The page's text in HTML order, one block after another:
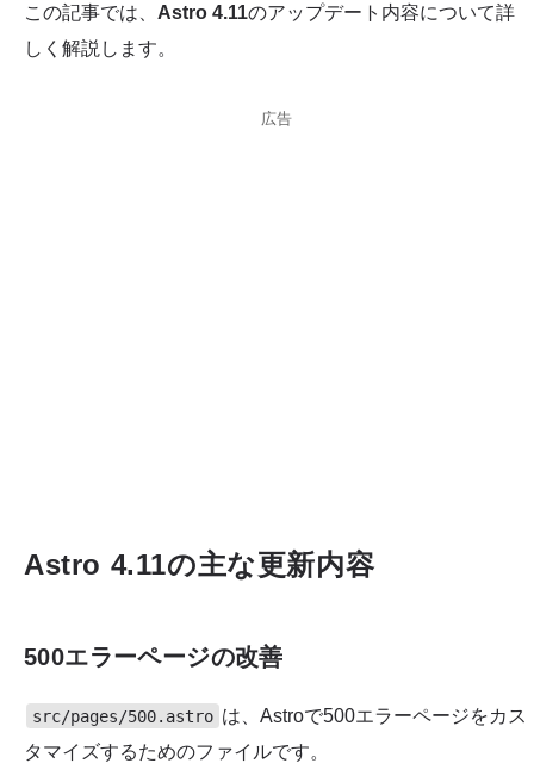
この記事では、 Astro 4.11のアップデート内容について詳
しく解説します。
広告
Astro 4.11の主な更新内容
500エラーページの改善
src/pages/500.astro は、Astroで500エラーページをカス
タマイズするためのファイルです。